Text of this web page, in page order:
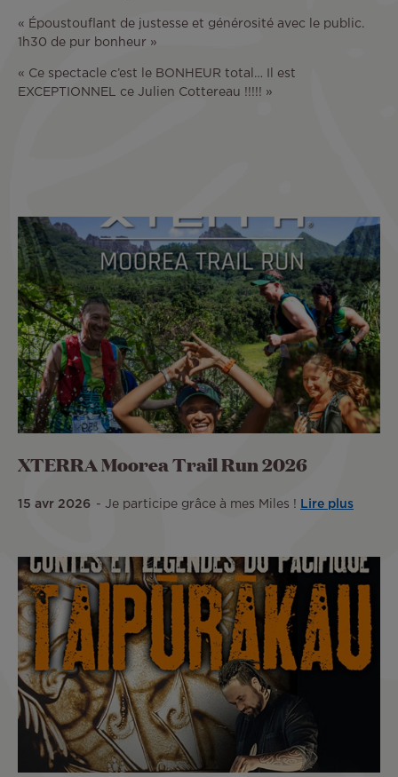
« Époustouflant de justesse et générosité avec le public.
1h30 de pur bonheur »
« Ce spectacle c’est le BONHEUR total… Il est
EXCEPTIONNEL ce Julien Cottereau !!!!! »
XTERRA Moorea Trail Run 2026
15 avr 2026 Je participe grâce à mes Miles ! Lire plus